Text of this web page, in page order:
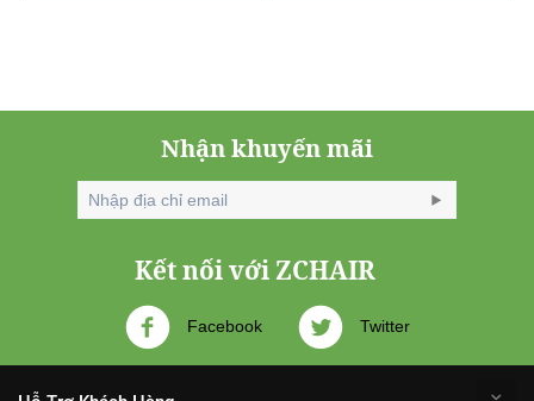
Nhận khuyến mãi
Kết nối với ZCHAIR
Facebook Twitter